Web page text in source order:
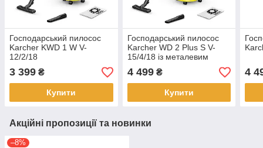
Господарський пилосос
Karcher KWD 1 W V-
12/2/18
3 399 ₴
Купити
Господарський пилосос
Karcher WD 2 Plus S V-
15/4/18 із металевим
баком
4 499₴
Купити
4
Акційні пропозиції та новинки
–8%